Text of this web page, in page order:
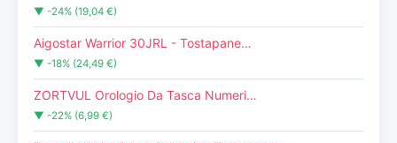
▼ -24% (19,04 €)
Aigostar Warrior 30JRL - Tostapane…
▼ -18% (24,49 €)
ZORTVUL Orologio Da Tasca Numeri…
▼ -22% (6,99 €)